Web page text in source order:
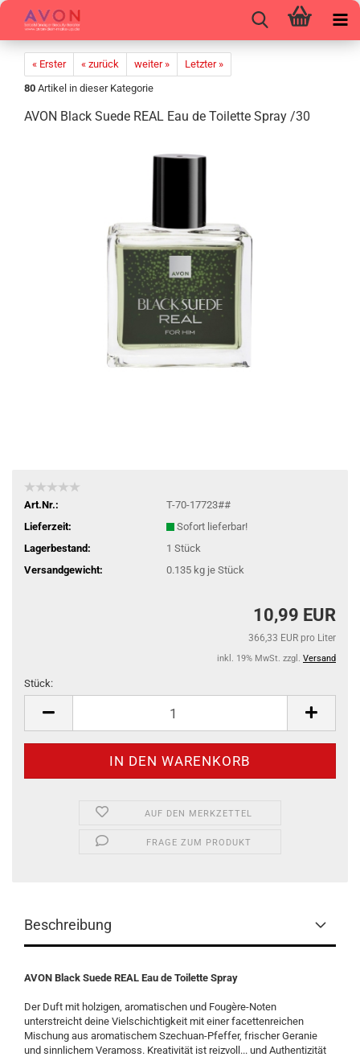
« Erster « zurück weiter »
Letzter »
80 Artikel in dieser Kategorie
AVON Black Suede REAL Eau de Toi­let­te Spray /30
Art.Nr.:
T-70-17723##
Lieferzeit:
Sofort lieferbar!
Lagerbestand:
1 Stück
Versandgewicht:
0.135kg je Stück
10,99 EUR
366,33 EUR pro Liter
inkl. 19% MwSt. zzgl. Versand
Stück:
AUF DEN MERKZETTEL
FRAGE ZUM PRODUKT
Beschreibung
AVON Black Suede REAL Eau de Toilette Spray
Der Duft mit holzigen, aromatischen und Fougère-Noten
unterstreicht deine Vielschichtigkeit mit einer facettenreichen
Mischung aus aromatischem Szechuan-Pfeffer, frischer Geranie
und sinnlichem Veramoss. Kreativität ist reizvoll... und Authentizität